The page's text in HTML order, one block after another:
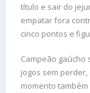
título e sair do
empatar fora
cinco pontos e
Campeão gaúcho
jogos sem perder,
momento